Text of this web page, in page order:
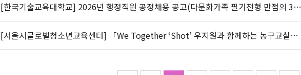
[한국기술교육대학교] 2026년 행정직원 공정채용 공고(다문화가족 필기전형 만점의 3%
가점 부여)
[서울시글로벌청소년교육센터] 「We Together ‘Shot’ 우지원과 함께하는 농구교실」
참여자 모집